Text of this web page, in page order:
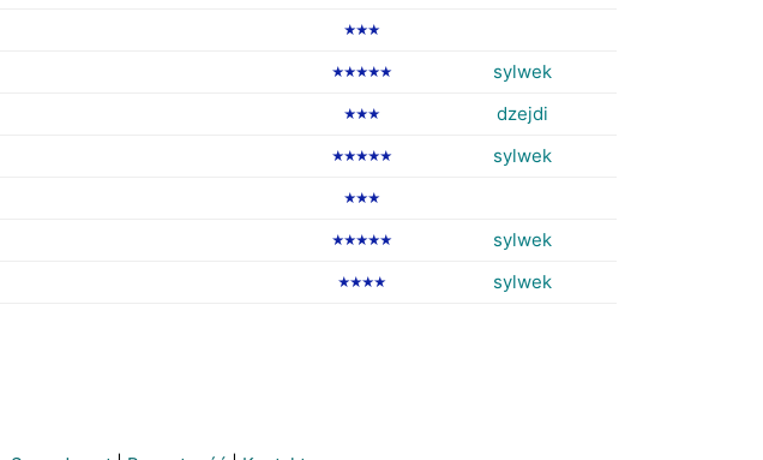
★★★
★★★★★ sylwek
★★★ dzejdi
★★★★★ sylwek
★★★
★★★★★ sylwek
★★★★ sylwek